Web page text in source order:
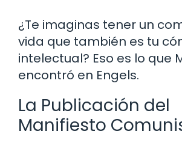
¿Te imaginas tener un
vida que también es tu
intelectual? Eso es lo que
encontró en Engels.
La Publicación del
Manifiesto